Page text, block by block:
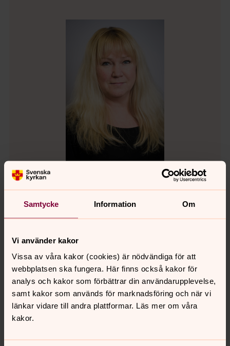
Samtycke Information Om
Vi använder kakor
Vissa av våra kakor (cookies) är nödvändiga för att
webbplatsen ska fungera. Här finns också kakor för
analys och kakor som förbättrar din användarupplevelse,
samt kakor som används för marknadsföring och när vi
länkar vidare till andra plattformar. Läs mer om våra
kakor.
Carina Lithander
E-post:carina.lithander@svenskakyrkan.se
Tommy Lundholm
IT-samordnare - Pastoratskansliet, Svenska kyrkan